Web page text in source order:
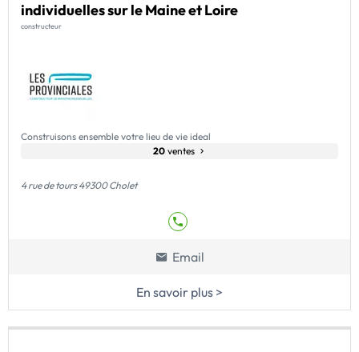
individuelles sur le Maine et Loire
constructeur
Construisons ensemble votre lieu de vie ideal
20ventes
4 rue de tours 49300 Cholet
Email
En savoir plus >